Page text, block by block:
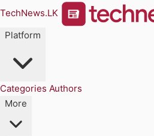
TechNews.LK
Platform
Categories Authors
More